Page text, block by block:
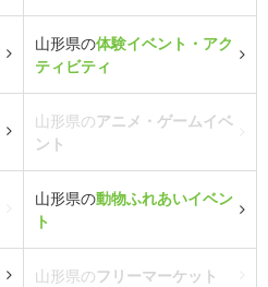
山形県の体験イベント・アク
ティビティ
山形県のアニメ・ゲームイベ
ント
山形県の動物ふれあいイベン
ト
山形県のフリーマーケット